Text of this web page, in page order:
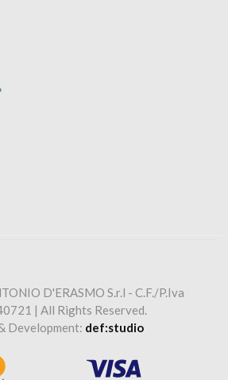
D'ERASMO S.r.l - C.F./P.Iva
| All Rights Reserved.
Development: def:studio